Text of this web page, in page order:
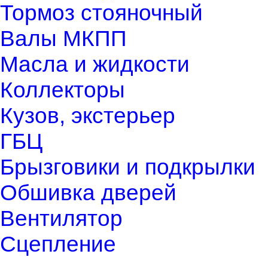
Тормоз стояночный
Валы МКПП
Масла и жидкости
Коллекторы
Кузов, экстерьер
ГБЦ
Брызговики и подкрылки
Обшивка дверей
Вентилятор
Сцепление